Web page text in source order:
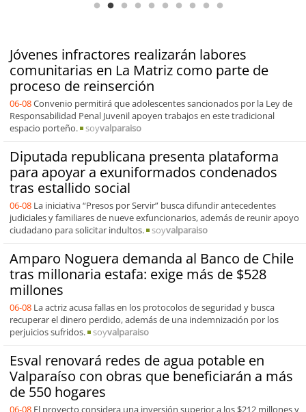
Jóvenes infractores realizarán labores
comunitarias en La Matriz como parte de
proceso de reinserción
06-08Convenio permitirá que adolescentes sancionados por la Ley de
Responsabilidad Penal Juvenil apoyen trabajos en este tradicional
espacio porteño.
soyvalparaiso
Diputada republicana presenta plataforma
para apoyar a exuniformados condenados
tras estallido social
06-08 La iniciativa “Presos por Servir” busca difundir antecedentes
judiciales y familiares de nueve exfuncionarios, además de reunir apoyo
ciudadano para solicitar indultos.
soyvalparaiso
Amparo Noguera demanda al Banco de Chile
tras millonaria estafa: exige más de $528
millones
06-08 La actriz acusa fallas en los protocolos de seguridad y busca
recuperar el dinero perdido, además de una indemnización por los
perjuicios sufridos.
soyvalparaiso
Esval renovará redes de agua potable en
Valparaíso con obras que beneficiarán a más
de 550 hogares
06-08 El proyecto considera una inversión superior a los $212 millones y